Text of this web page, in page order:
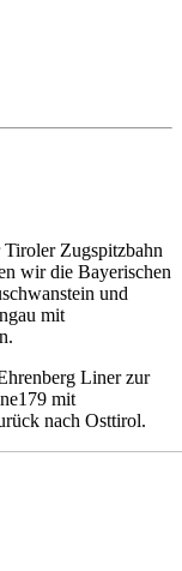
Zugspitzbahn
wir die Bayerischen
und
mit
Liner zur
mit
nach Osttirol.